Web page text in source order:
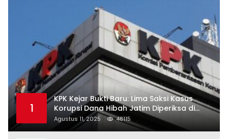
1
KPK Kejar Bukti Baru: Lima Saksi Kasus
Korupsi Dana Hibah Jatim Diperiksa di
Trenggalek
Agustus 11, 2025 48115